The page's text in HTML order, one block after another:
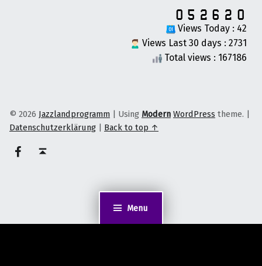
Menu
Views Today : 42
Views Last 30 days : 2731
Total views : 167186
© 2026 Jazzlandprogramm | Using Modern WordPress theme. |
Datenschutzerklärung | Back to top ↑